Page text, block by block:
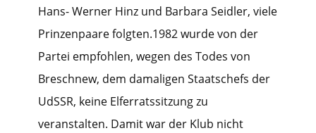
Hans- Werner Hinz und Barbara Seidler, viele
Prinzenpaare folgten.1982 wurde von der
Partei empfohlen, wegen des Todes von
Breschnew, dem damaligen Staatschefs der
UdSSR, keine Elferratssitzung zu
veranstalten. Damit war der Klub nicht